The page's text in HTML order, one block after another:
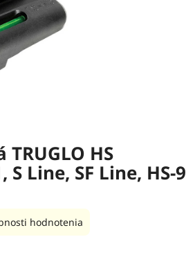
HS
Line, SF Line, HS-9
hodnotenia